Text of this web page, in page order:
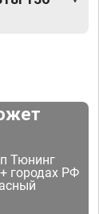
Тюнинг
городах РФ